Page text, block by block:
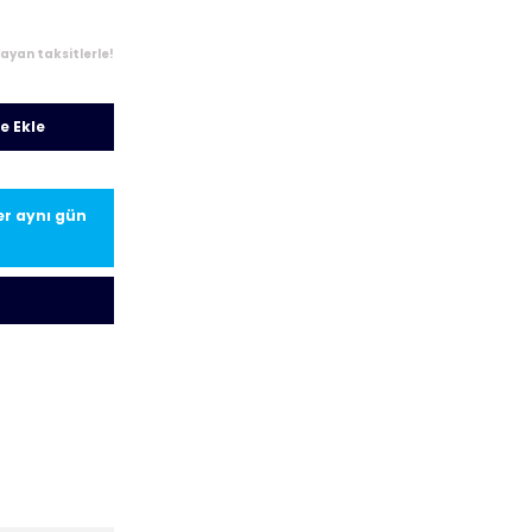
taksitlerle!
Ekle
aynı gün